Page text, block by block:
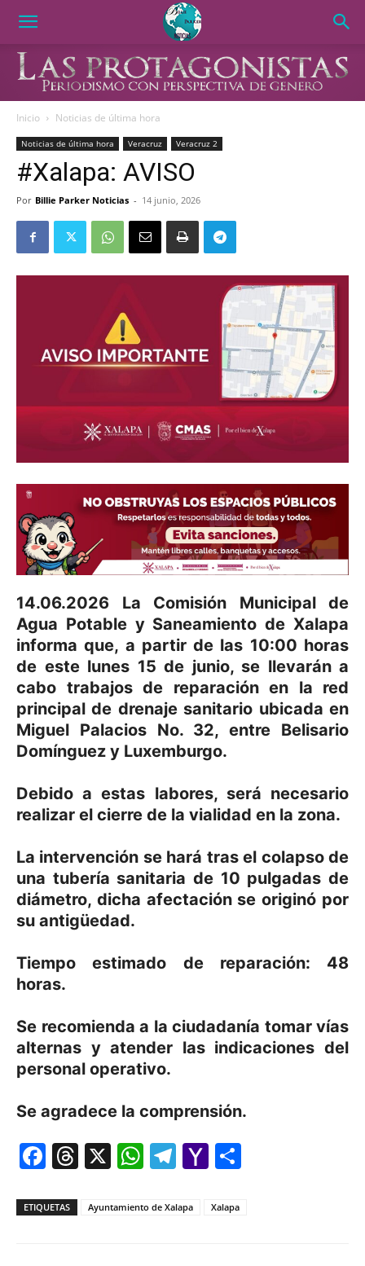
Inicio Noticias de última hora
Noticias de última hora Veracruz Veracruz 2
#Xalapa: AVISO
Por Billie Parker Noticias - 14 junio, 2026
14.06.2026 La Comisión Municipal de
Agua Potable y Saneamiento de Xalapa
informa que, a partir de las 10:00 horas
de este lunes 15 de junio, se llevarán a
cabo trabajos de reparación en la red
principal de drenaje sanitario ubicada en
Miguel Palacios No. 32, entre Belisario
Domínguez y Luxemburgo.
Debido a estas labores, será necesario
realizar el cierre de la vialidad en la zona.
La intervención se hará tras el colapso de
una tubería sanitaria de 10 pulgadas de
diámetro, dicha afectación se originó por
su antigüedad.
Tiempo estimado de reparación: 48
horas.
Se recomienda a la ciudadanía tomar vías
alternas y atender las indicaciones del
personal operativo.
Se agradece la comprensión.
Facebook
Threads
X WhatsApp
Telegram
Yahoo
ETIQUETAS Ayuntamiento de Xalapa Xalapa